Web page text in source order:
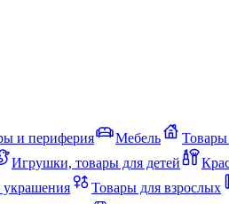
и периферия Мебель Товары
Игрушки, товары для детей
Товары для взрослых